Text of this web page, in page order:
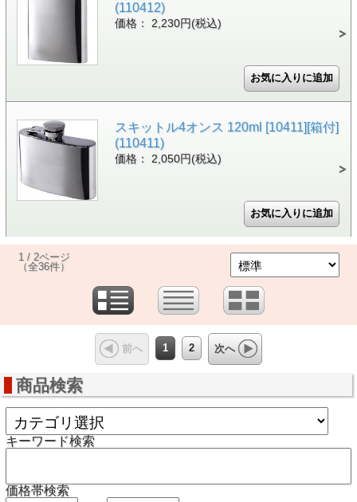
(110412)
価格： 2,230円(税込)
スキットル4オンス 120ml [10411][箱付]
(110411)
価格： 2,050円(税込)
1 / 2ページ
（全36件）
前へ 1 2 次へ
商品検索
キーワード検索
価格帯検索